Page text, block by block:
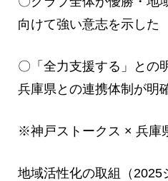
向けて強い意志を示した
〇「全力支援する」との
兵庫県との連携体制が明
※神戸ストークス × 兵庫
地域活性化の取組（2025